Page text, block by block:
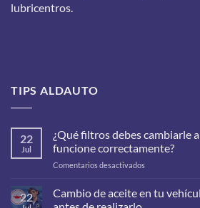
lubricentros.
TIPS ALDAUTO
22
Jul
¿Qué filtros debes cambiarle
funcione correctamente?
Comentarios desactivados
filtros
debes
22
Cambio de aceite en tu